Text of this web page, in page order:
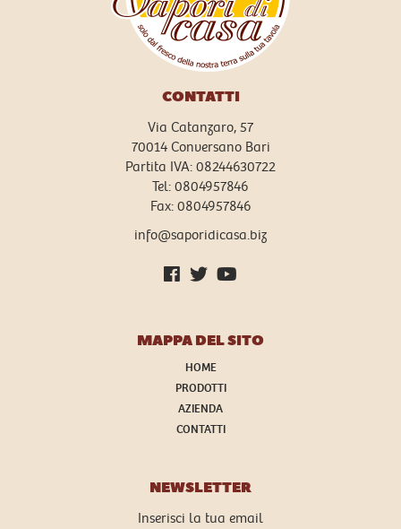
CONTATTI
Via Catanzaro, 57
70014 Conversano Bari
Partita IVA: 08244630722
Tel: 0804957846
Fax: 0804957846
info@saporidicasa.biz
MAPPA DEL SITO
HOME
PRODOTTI
AZIENDA
CONTATTI
NEWSLETTER
Inserisci la tua email